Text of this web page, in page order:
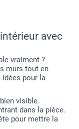
avec
vraiment ?
murs tout en
pour la
visible.
dans la pièce.
pour mettre la